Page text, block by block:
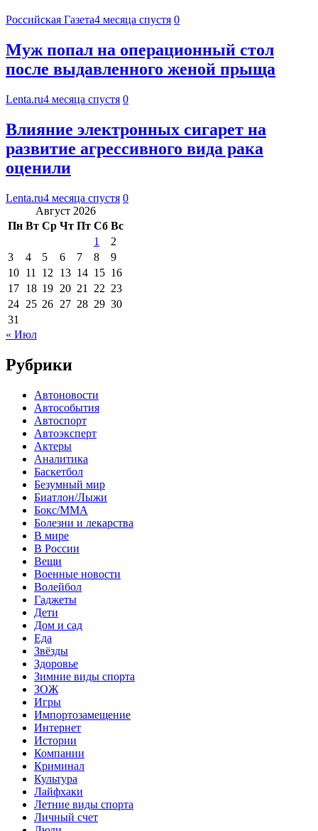
Российская Газета4 месяца спустя 0
Муж попал на операционный стол
после выдавленного женой прыща
Lenta.ru4 месяца спустя 0
Влияние электронных сигарет на
развитие агрессивного вида рака
оценили
Lenta.ru4 месяца спустя 0
Август 2026
Пн Вт Ср Чт Пт Сб Вс
1
2
3
4 5 6 7 8
9
10 11 12 13 14 15 16
17 18 19 20 21 22 23
24 25 26 27 28 29 30
31
« Июл
Рубрики
Автоновости
Автособытия
Автоспорт
Автоэксперт
Актеры
Аналитика
Баскетбол
Безумный мир
Биатлон/Лыжи
Бокс/MMA
Болезни и лекарства
В мире
В России
Вещи
Военные новости
Волейбол
Гаджеты
Дети
Дом и сад
Еда
Звёзды
Здоровье
Зимние виды спорта
ЗОЖ
Игры
Импортозамещение
Интернет
Истории
Компании
Криминал
Культура
Лайфхаки
Летние виды спорта
Личный счет